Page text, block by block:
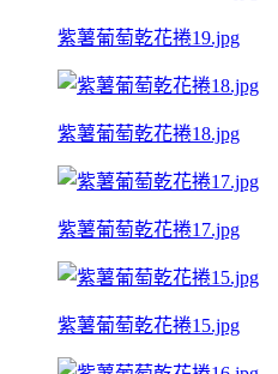
紫薯葡萄乾花捲19.jpg
紫薯葡萄乾花捲18.jpg
紫薯葡萄乾花捲17.jpg
紫薯葡萄乾花捲15.jpg